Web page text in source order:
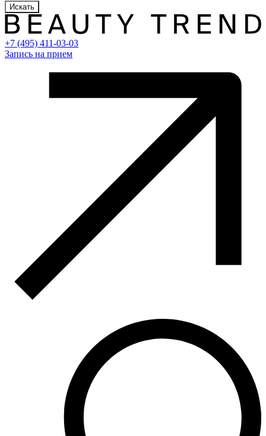
Искать
+7 (495) 411-03-03
Запись на прием